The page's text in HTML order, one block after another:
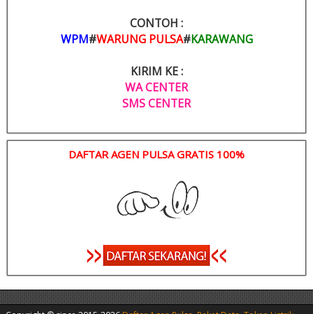
CONTOH :
WPM#WARUNG PULSA#KARAWANG
KIRIM KE :
WA CENTER
SMS CENTER
DAFTAR AGEN PULSA GRATIS 100%